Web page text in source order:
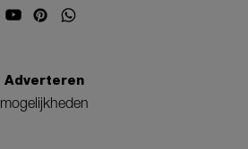
Adverteren
mogelijkheden